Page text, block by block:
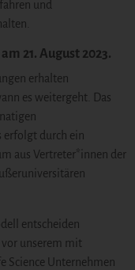
und
21. August 2023.
erhalten
es weitergeht. Das
erfolgt durch ein
aus Vertreter*innen der
entscheiden
unserem mit
Science Unternehmen